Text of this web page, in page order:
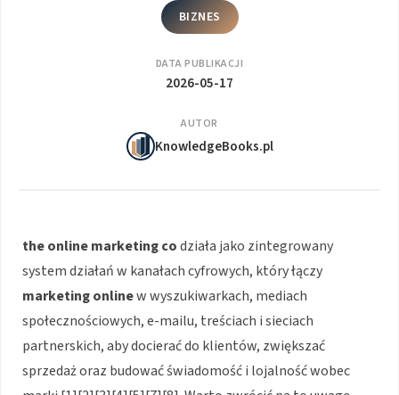
BIZNES
DATA PUBLIKACJI
2026-05-17
AUTOR
KnowledgeBooks.pl
the online marketing codziała jako zintegrowany
system działań w kanałach cyfrowych, który łączy
marketing onlinew wyszukiwarkach, mediach
społecznościowych, e-mailu, treściach i sieciach
partnerskich, aby docierać do klientów, zwiększać
sprzedaż oraz budować świadomość i lojalność wobec